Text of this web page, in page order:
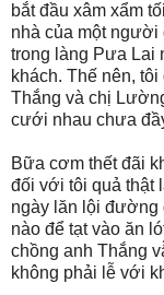
bắt đầu xâm xẩm
nhà của một người
trong làng Pưa Lai
khách. Thế nên,
Thắng và chị
cưới nhau chưa
Bữa cơm thết đãi
đối với tôi quả thật
ngày lăn lội đường
nào để tạt vào ăn
chồng anh Thắng
không phải lễ với